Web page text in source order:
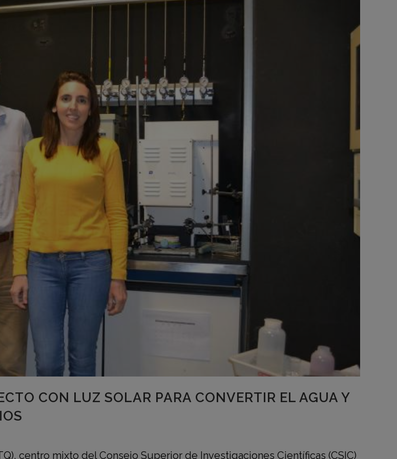
CON LUZ SOLAR PARA CONVERTIR EL AGUA Y
centro mixto del Consejo Superior de Investigaciones Científicas (CSIC)